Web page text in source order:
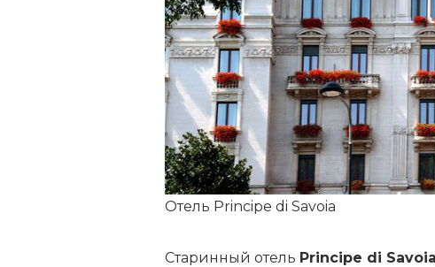
Отель Principe di Savoia
Старинный отель Principe di Savoia